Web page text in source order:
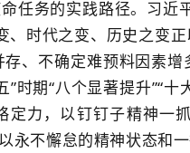
任务的实践路径。习近
、时代之变、历史之变
、不确定难预料因素
时期“八个显著提升”“
定力，以钉钉子精神一
永不懈怠的精神状态和